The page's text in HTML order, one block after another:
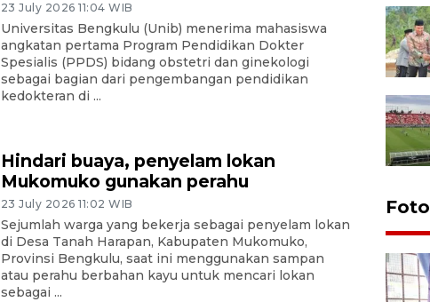
23 July 2026 11:04 WIB
Universitas Bengkulu (Unib) menerima mahasiswa
angkatan pertama Program Pendidikan Dokter
Spesialis (PPDS) bidang obstetri dan ginekologi
sebagai bagian dari pengembangan pendidikan
kedokteran di ...
Hindari buaya, penyelam lokan
Mukomuko gunakan perahu
23 July 2026 11:02 WIB
Sejumlah warga yang bekerja sebagai penyelam lokan
di Desa Tanah Harapan, Kabupaten Mukomuko,
Provinsi Bengkulu, saat ini menggunakan sampan
atau perahu berbahan kayu untuk mencari lokan
sebagai ...
Foto